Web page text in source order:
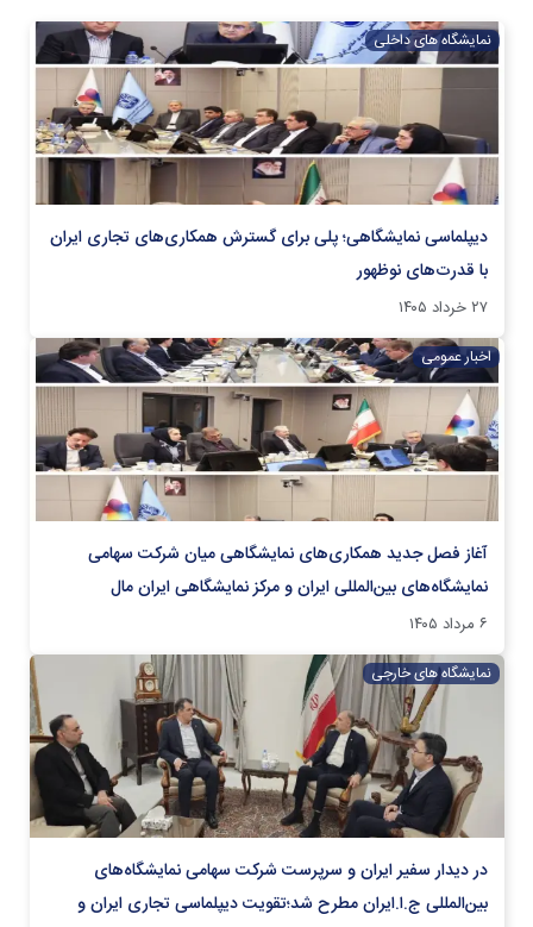
نمایشگاه های داخلی
دیپلماسی نمایشگاهی؛ پلی برای گسترش همکاری‌های تجاری ایران
با قدرت‌های نوظهور
۲۷ خرداد ۱۴۰۵
اخبار عمومی
آغاز فصل جدید همکاری‌های نمایشگاهی میان شرکت سهامی
نمایشگاه‌های بین‌المللی ایران و مرکز نمایشگاهی ایران‌ مال
۶ مرداد ۱۴۰۵
نمایشگاه های خارجی
در دیدار سفیر ایران و سرپرست شرکت سهامی نمایشگاه‌های
بین‌المللی ج.ا.ایران مطرح شد؛تقویت دیپلماسی تجاری ایران و